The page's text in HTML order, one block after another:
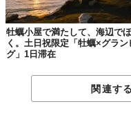
牡蠣小屋で満たして、海辺で
く。土日祝限定「牡蠣×グラン
グ」1日滞在
関連す